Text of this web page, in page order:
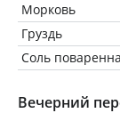
Морковь
Груздь
Соль
Вечерний